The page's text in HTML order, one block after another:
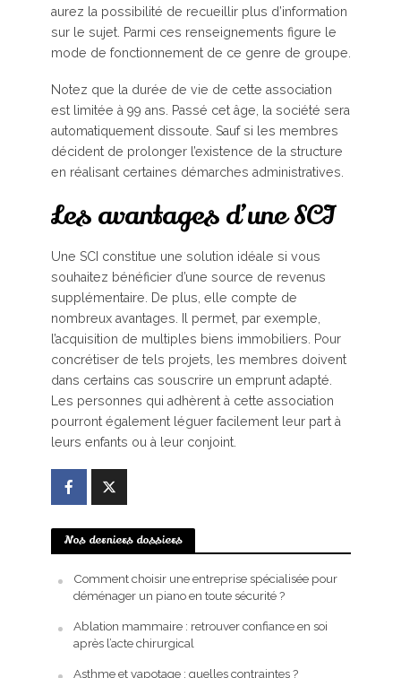
aurez la possibilité de recueillir plus d’information
sur le sujet. Parmi ces renseignements figure le
mode de fonctionnement de ce genre de groupe.
Notez que la durée de vie de cette association
est limitée à 99 ans. Passé cet âge, la société sera
automatiquement dissoute. Sauf si les membres
décident de prolonger l’existence de la structure
en réalisant certaines démarches administratives.
Les avantages d’une SCI
Une SCI constitue une solution idéale si vous
souhaitez bénéficier d’une source de revenus
supplémentaire. De plus, elle compte de
nombreux avantages. Il permet, par exemple,
l’acquisition de multiples biens immobiliers. Pour
concrétiser de tels projets, les membres doivent
dans certains cas souscrire un emprunt adapté.
Les personnes qui adhèrent à cette association
pourront également léguer facilement leur part à
leurs enfants ou à leur conjoint.
Nos derniers dossiers
Comment choisir une entreprise spécialisée pour
déménager un piano en toute sécurité ?
Ablation mammaire : retrouver confiance en soi
après l’acte chirurgical
Asthme et vapotage : quelles contraintes ?